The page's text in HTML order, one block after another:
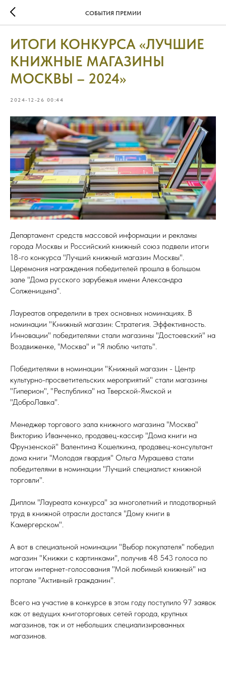
СОБЫТИЯ ПРЕМИИ
ИТОГИ КОНКУРСА «ЛУЧШИЕ
КНИЖНЫЕ МАГАЗИНЫ
МОСКВЫ – 2024»
2024-12-26 00:44
Департамент средств массовой информации и рекламы
города Москвы и Российский книжный союз подвели итоги
18-го конкурса "Лучший книжный магазин Москвы".
Церемония награждения победителей прошла в большом
зале "Дома русского зарубежья имени Александра
Солженицына".
Лауреатов определили в трех основных номинациях. В
номинации "Книжный магазин: Стратегия. Эффективность.
Инновации" победителями стали магазины "Достоевский" на
Воздвиженке, "Москва" и "Я люблю читать".
Победителями в номинации "Книжный магазин - Центр
культурно-просветительских мероприятий" стали магазины
"Гиперион", "Республика" на Тверской-Ямской и
"ДоброЛавка".
Менеджер торгового зала книжного магазина "Москва"
Викторию Иванченко, продавец-кассир "Дома книги на
Фрунзенской" Валентина Кошелкина, продавец-консультант
дома книги "Молодая гвардия" Ольга Мурашева стали
победителями в номинации "Лучший специалист книжной
торговли".
Диплом "Лауреата конкурса" за многолетний и плодотворный
труд в книжной отрасли достался "Дому книги в
Камергерском".
А вот в специальной номинации "Выбор покупателя" победил
магазин "Книжки с картинками", получив 48 543 голоса по
итогам интернет-голосования "Мой любимый книжный" на
портале "Активный гражданин".
Всего на участие в конкурсе в этом году поступило 97 заявок
как от ведущих книготорговых сетей города, крупных
магазинов, так и от небольших специализированных
магазинов.